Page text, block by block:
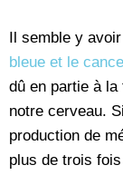
Il semble y
bleue et le
dû en partie à
notre cerveau.
production de
plus de trois